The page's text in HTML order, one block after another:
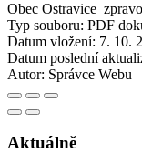
Obec
Typ souboru: PDF
Datum vložení: 7. 10.
Datum poslední
Autor: Správce Webu
Aktuálně